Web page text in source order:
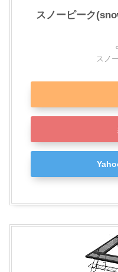
スノーピーク
スノ